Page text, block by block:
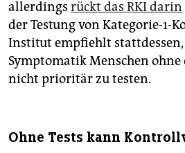
allerdings rückt das RKI darin
der Testung von Kategorie-1-
Institut empfiehlt
Symptomatik Menschen
nicht prioritär zu testen.
Ohne Tests kann